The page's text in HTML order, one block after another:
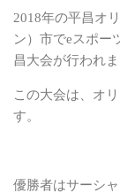
2018年の平昌オ
ン）市でeスポー
昌大会が行われま
この大会は、オ
す。
優勝者はサーシ